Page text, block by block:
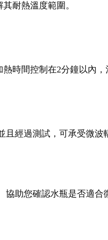
耐熱溫度範圍。
時間控制在2分鐘以內，
經過測試，可承受微波
助您確認水瓶是否適合